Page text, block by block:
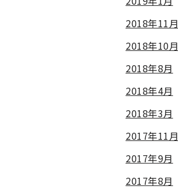
2018年11月
2018年10月
2018年8月
2018年4月
2018年3月
2017年11月
2017年9月
2017年8月